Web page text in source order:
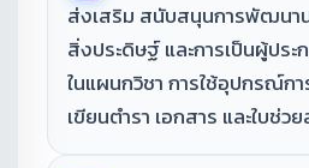
ส่งเสริม สนับสนุนการพัฒนา
สิ่งประดิษฐ์ และการเป็นผู้ประ
ในแผนกวิชา การใช้อุปกรณ์ก
เขียนตำรา เอกสาร และใบช่ว